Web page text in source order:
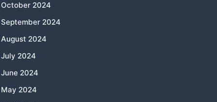
October 2024
September 2024
August 2024
July 2024
June 2024
May 2024